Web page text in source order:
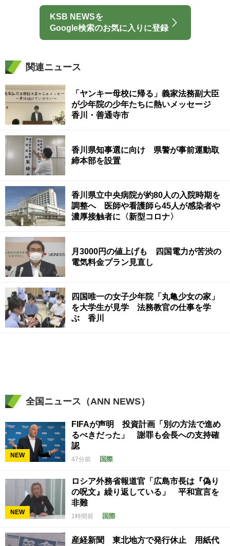
KSB NEWSを
Google検索のお気に入りに登録
関連ニュース
「ヤンキー母校に帰る」義家法務副大臣
が少年院の少年たちに熱いメッセージ
香川・善通寺市
香川県知事選に向け 県警が事前運動取
締本部を設置
香川県立中央病院が約80人の入院時期を
調整へ 医師や看護師ら45人が感染者や
濃厚接触者に〈新型コロナ〉
月3000円の値上げも 四国電力が苦渋の
電気料金プラン見直し
四国唯一の女子少年院「丸亀少女の家」
を大学生が見学 法務教官の仕事を学
ぶ 香川
全国ニュース（ANN NEWS）
NEW
FIFAが声明 投資計画「別の方法で進め
るべきだった」 謝罪も会長への支持確
認
47分前 国際
NEW
ロシア外務省報道官「広島市長は『偽り
の呪文』繰り返している」 平和宣言を
非難
1時間前 国際
産経新聞 東北地方で発行休止 用紙代